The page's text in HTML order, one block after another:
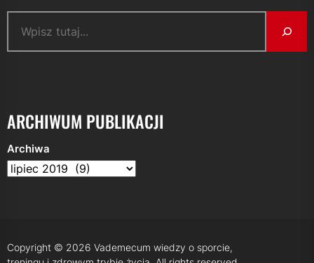
ARCHIWUM PUBLIKACJI
Archiwa
Copyright © 2026 Vademecum wiedzy o sporcie,